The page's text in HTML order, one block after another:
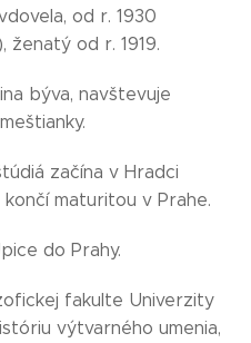
od r. 1930
ženatý od r. 1919.
býva, navštevuje
začína v Hradci
maturitou v Prahe.
do Prahy.
fakulte Univerzity
výtvarného umenia,